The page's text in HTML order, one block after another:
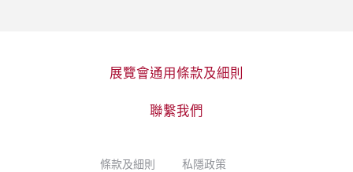
展覽會通用條款及細則
聯繫我們
條款及細則 私隱政策